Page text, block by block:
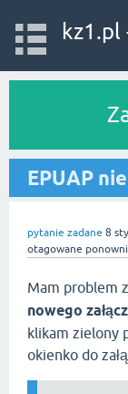
EPUAP
pytanie zadane 8
otagowane
Mam problem
nowego
klikam zielony
okienko do